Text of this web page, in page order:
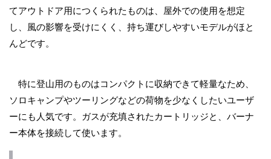
てアウトドア用につくられたものは、屋外での使用を想定
し、風の影響を受けにくく、持ち運びしやすいモデルがほと
んどです。
特に登山用のものはコンパクトに収納できて軽量なため、
ソロキャンプやツーリングなどの荷物を少なくしたいユーザ
ーにも人気です。ガスが充填されたカートリッジと、バーナ
ー本体を接続して使います。